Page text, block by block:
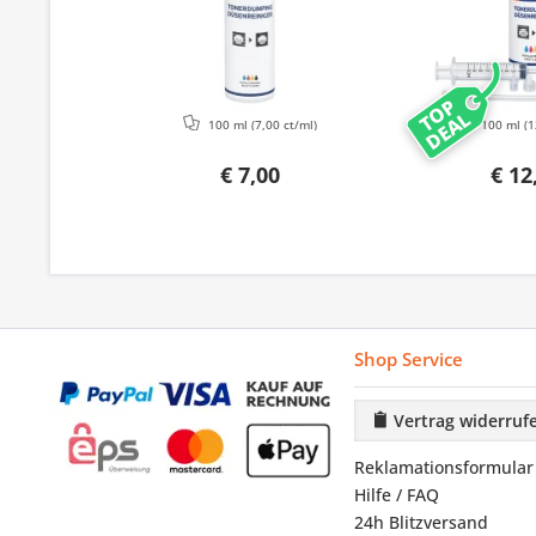
€ 7,00
100 ml (7,00 ct/ml) TOP
DEAL
€
100 ml
Shop Service
Vertrag
Reklamationsformular
Hilfe / FAQ
24h Blitzversand